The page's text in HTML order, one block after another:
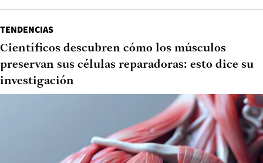
TENDENCIAS
Científicos descubren cómo los músculos
preservan sus células reparadoras: esto dice su
investigación